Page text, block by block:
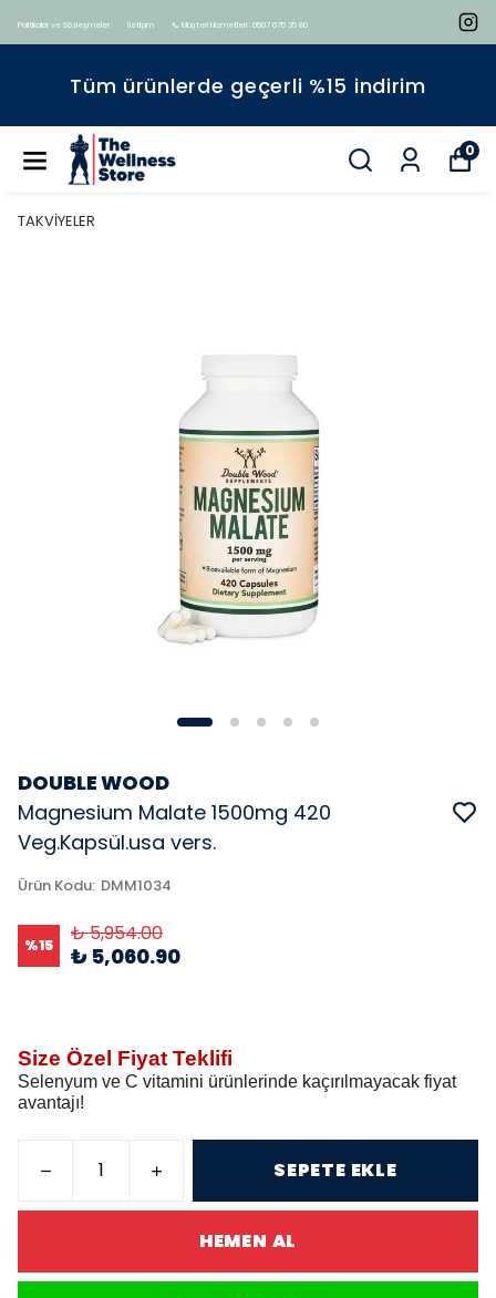
Politikalar ve Sözleşmeler İletişim 📞 Müşteri Hizmetleri : 0507 675 35 80
Tüm ürünlerde geçerli %15 indirim
0
TAKVİYELER
DOUBLE WOOD
Magnesium Malate 1500mg 420
Veg.Kapsül.usa vers.
Ürün Kodu: DMM1034
%15 ₺ 5,954.00
₺ 5,060.90
Size Özel Fiyat Teklifi
Selenyum ve C vitamini ürünlerinde kaçırılmayacak fiyat
avantajı!
SEPETE EKLE
HEMEN AL